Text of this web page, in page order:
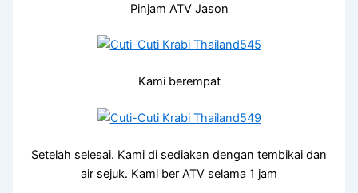
Pinjam ATV Jason
Kami berempat
Setelah selesai. Kami di sediakan dengan tembikai dan
air sejuk. Kami ber ATV selama 1 jam